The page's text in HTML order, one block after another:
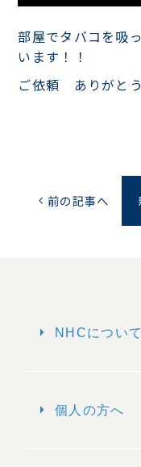
部屋でタバコを吸
います！！
ご依頼 ありがとう
chevron_left 前の記事へ
arrow_right NHCについて
arrow_right 個人の方へ